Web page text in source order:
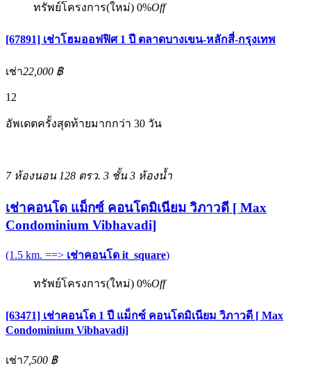
ทรัพย์โครงการ(ใหม่) 0%Off
[67891] เช่าโฮมออฟฟิศ 1 ปี ตลาดบางเขน-หลักสี่-กรุงเทพ
เช่า22,000 ฿
12
อัพเดตครั้งสุดท้ายมากกว่า 30 วัน
7 ห้องนอน 128 ตรว. 3 ชั้น 3 ห้องน้ำ
เช่าคอนโด แม็กซ์ คอนโดมิเนียม วิภาวดี [ Max
Condominium Vibhavadi]
(1.5 km. ==> เช่าคอนโด it_square)
ทรัพย์โครงการ(ใหม่) 0%Off
[63471] เช่าคอนโด 1 ปี แม็กซ์ คอนโดมิเนียม วิภาวดี [ Max
Condominium Vibhavadi]
เช่า7,500 ฿